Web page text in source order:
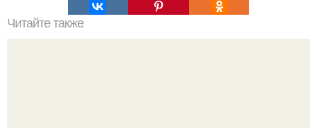
Читайте также